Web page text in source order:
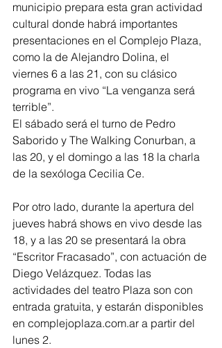
municipio prepara esta gran actividad
cultural donde habrá importantes
presentaciones en el Complejo Plaza,
como la de Alejandro Dolina, el
viernes 6 a las 21, con su clásico
programa en vivo “La venganza será
terrible”.
El sábado será el turno de Pedro
Saborido y The Walking Conurban, a
las 20, y el domingo a las 18 la charla
de la sexóloga Cecilia Ce.
Por otro lado, durante la apertura del
jueves habrá shows en vivo desde las
18, y a las 20 se presentará la obra
“Escritor Fracasado”, con actuación de
Diego Velázquez. Todas las
actividades del teatro Plaza son con
entrada gratuita, y estarán disponibles
en complejoplaza.com.ar a partir del
lunes 2.